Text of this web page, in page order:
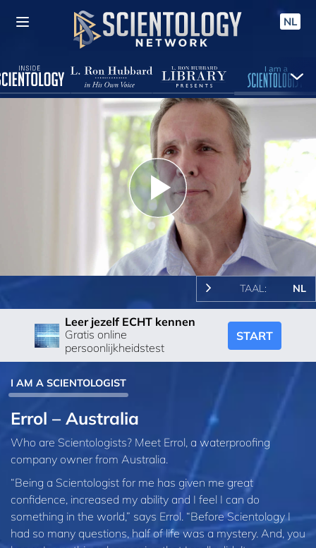
NL
Play
Video
TAAL: NL
Leer jezelf ECHT kennen
Gratis online
persoonlijkheidstest
START
I AM A SCIENTOLOGIST
Errol – Australia
Who are Scientologists? Meet Errol, a waterproofing
company owner from Australia.
“Being a Scientologist for me has given me great
confidence, increased my ability and I feel I can do
something in the world,” says Errol. “Before Scientology I
had so many questions, half of life was a mystery. And, you